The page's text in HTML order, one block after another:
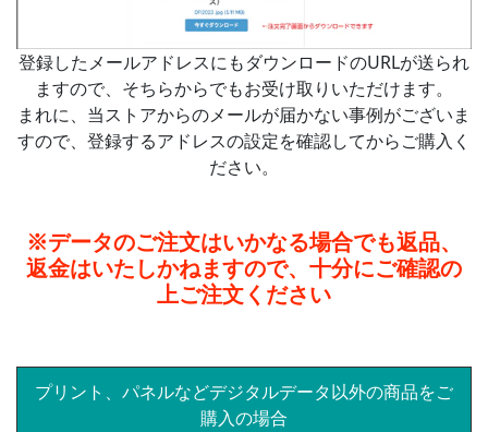
登録したメールアドレスにもダウンロードのURLが送られ
ますので、そちらからでもお受け取りいただけます。
まれに、当ストアからのメールが届かない事例がございま
すので、登録するアドレスの設定を確認してからご購入く
ださい。
※データのご注文はいかなる場合でも返品、
返金はいたしかねますので、十分にご確認の
上ご注文ください
プリント、パネルなどデジタルデータ以外の商品をご
購入の場合